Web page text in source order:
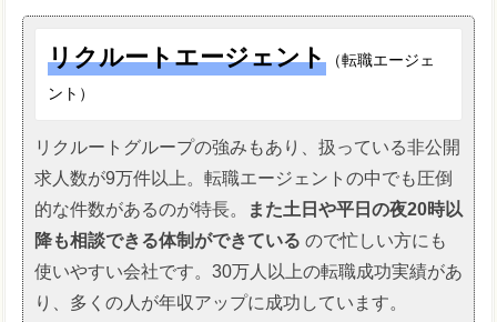
リクルートエージェント （転職エージェ
ント）
リクルートグループの強みもあり、扱っている非公開
求人数が9万件以上。転職エージェントの中でも圧倒
的な件数があるのが特長。
また土日や平日の夜20時以
降も相談できる体制ができている ので忙しい方にも
使いやすい会社です。30万人以上の転職成功実績があ
り、多くの人が年収アップに成功しています。